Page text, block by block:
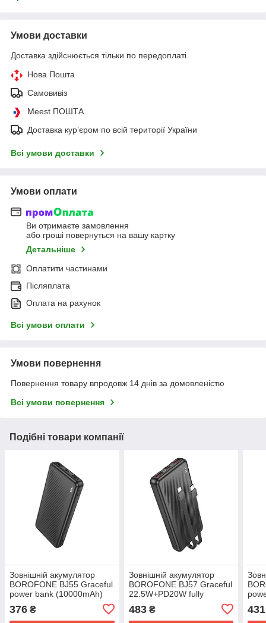
Умови доставки
Доставка здійснюється тільки по передоплаті.
Нова Пошта
Самовивіз
Meest ПОШТА
Доставка кур’єром по всій території України
Всі умови доставки
Умови оплати
Ви отримаєте замовлення
або гроші повернуться на вашу картку
Детальніше
Оплатити частинами
Післяплата
Оплата на рахунок
Всі умови оплати
Умови повернення
Повернення товару впродовж 14 днів за домовленістю
Всі умови повернення
Подібні товари компанії
Зовнішній акумулятор
BOROFONE BJ55 Graceful
power bank (10000mAh)
376 ₴
Зовнішній акумулятор
BOROFONE BJ57 Graceful
22.5W+PD20W fully
compatible power bank with
cable (10000mAh) Black
483₴ 431